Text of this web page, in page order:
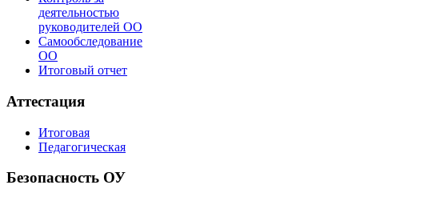
деятельностью
руководителей ОО
Самообследование
ОО
Итоговый отчет
Аттестация
Итоговая
Педагогическая
Безопасность ОУ